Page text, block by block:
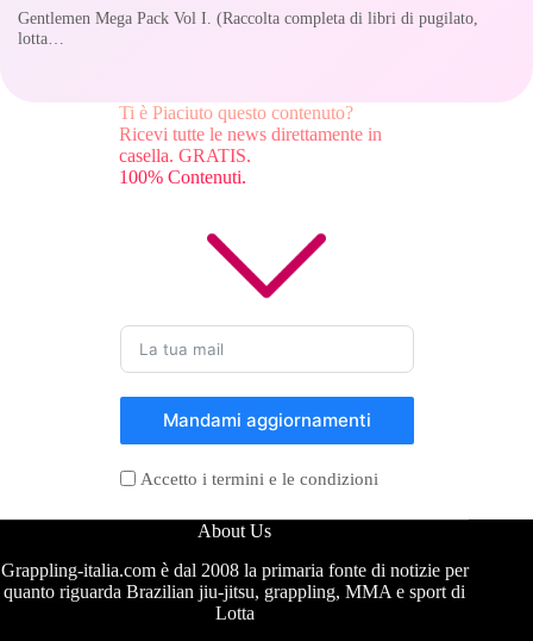
Gentlemen Mega Pack Vol I. (Raccolta completa di libri di pugilato,
lotta…
Ti è Piaciuto questo contenuto?
Ricevi tutte le news direttamente in
casella. GRATIS.
100% Contenuti.
Mandami aggiornamenti
Accetto i termini e le condizioni
About Us
Grappling-italia.com è dal 2008 la primaria fonte di notizie per
quanto riguarda Brazilian jiu-jitsu, grappling, MMA e sport di
Lotta